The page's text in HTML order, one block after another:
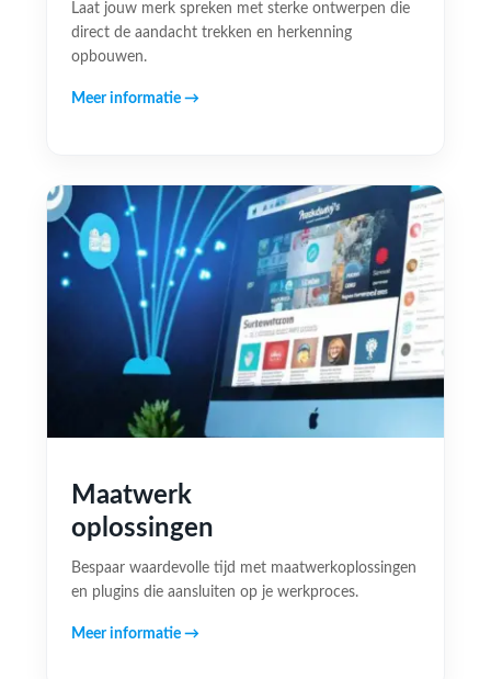
Laat jouw merk spreken met sterke ontwerpen die
direct de aandacht trekken en herkenning
opbouwen.
Meer informatie →
Maatwerk
oplossingen
Bespaar waardevolle tijd met maatwerkoplossingen
en plugins die aansluiten op je werkproces.
Meer informatie →